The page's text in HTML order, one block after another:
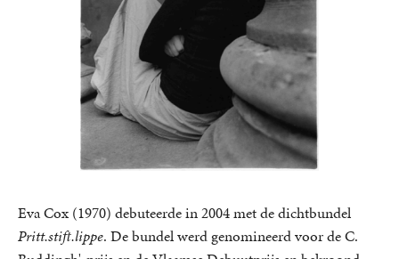
Eva Cox (1970) debuteerde in 2004 met de dichtbundel
Pritt.stift.lippe. De bundel werd genomineerd voor de C.